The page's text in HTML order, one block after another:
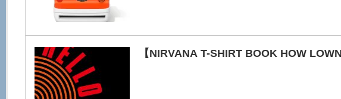
【NIRVANA T-SHIRT BOOK HOW